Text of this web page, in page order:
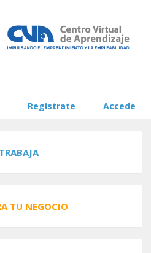
Regístrate Accede
TU NEGOCIO